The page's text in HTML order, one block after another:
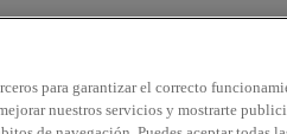
para garantizar el correcto
nuestros servicios y mostrarte